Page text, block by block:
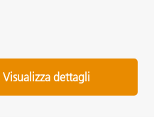
Visualizza dettagli